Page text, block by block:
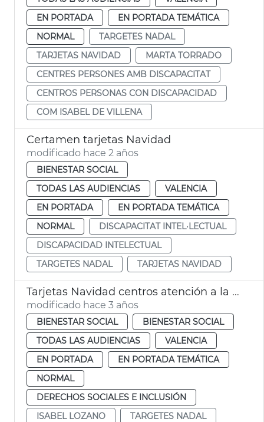
EN PORTADA
EN PORTADA TEMÁTICA
NORMAL
TARGETES NADAL
TARJETAS NAVIDAD
MARTA TORRADO
CENTRES PERSONES AMB DISCAPACITAT
CENTROS PERSONAS CON DISCAPACIDAD
COM ISABEL DE VILLENA
Certamen tarjetas Navidad
modificado hace 2 años
BIENESTAR SOCIAL
TODAS LAS AUDIENCIAS
VALENCIA
EN PORTADA
EN PORTADA TEMÁTICA
NORMAL
DISCAPACITAT INTEL·LECTUAL
DISCAPACIDAD INTELECTUAL
TARGETES NADAL
TARJETAS NAVIDAD
Tarjetas Navidad centros atención a la diversidad intelectual
modificado hace 3 años
BIENESTAR SOCIAL
BIENESTAR SOCIAL
TODAS LAS AUDIENCIAS
VALENCIA
EN PORTADA
EN PORTADA TEMÁTICA
NORMAL
DERECHOS SOCIALES E INCLUSIÓN
ISABEL LOZANO
TARGETES NADAL